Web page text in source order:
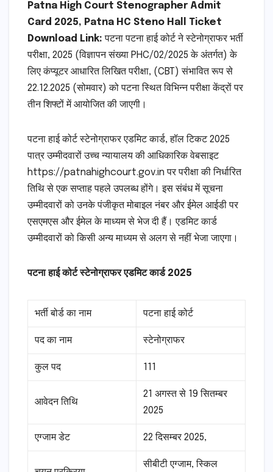
Patna High Court Stenographer Admit
Card 2025, Patna HC Steno Hall Ticket
Download Link: पटना पटना हाई कोर्ट ने स्टेनोग्राफर भर्ती
परीक्षा, 2025 (विज्ञापन संख्या PHC/02/2025 के अंतर्गत) के
लिए कंप्यूटर आधारित लिखित परीक्षा, (CBT) संभावित रूप से
22.12.2025 (सोमवार) को पटना स्थित विभिन्न परीक्षा केंद्रों पर
तीन शिफ्टों में आयोजित की जाएगी।
पटना हाई कोर्ट स्टेनोग्राफर एडमिट कार्ड, हॉल टिकट 2025
पात्र उम्मीदवारों उच्च न्यायालय की आधिकारिक वेबसाइट
https://patnahighcourt.gov.in पर परीक्षा की निर्धारित
तिथि से एक सप्ताह पहले उपलब्ध होंगे। इस संबंध में सूचना
उम्मीदवारों को उनके पंजीकृत मोबाइल नंबर और ईमेल आईडी पर
एसएमएस और ईमेल के माध्यम से भेज दी हैं। एडमिट कार्ड
उम्मीदवारों को किसी अन्य माध्यम से अलग से नहीं भेजा जाएगा।
पटना हाई कोर्ट स्टेनोग्राफर एडमिट कार्ड 2025
भर्ती बोर्ड का नाम पटना हाई कोर्ट
पद का नाम स्टेनोग्राफर
कुल पद 111
आवेदन तिथि
21 अगस्त से 19 सितम्बर
2025
एग्जाम डेट 22 दिसम्बर 2025,
सीबीटी एग्जाम, स्किल